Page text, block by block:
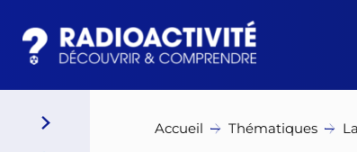
Accueil Thématiques